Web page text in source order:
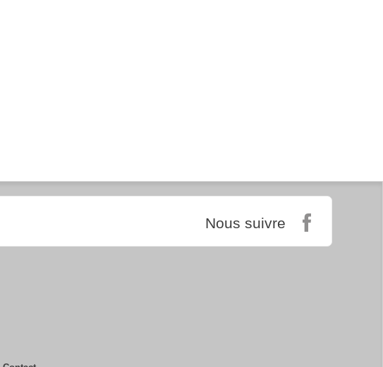
Nous suivre